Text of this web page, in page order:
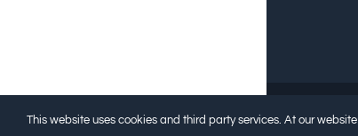
2023
This website uses cookies and third party services. At our